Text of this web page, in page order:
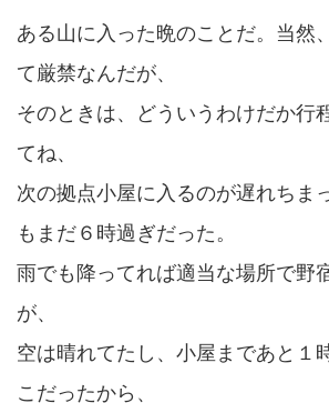
ある山に入った晩のことだ。当然
て厳禁なんだが、
そのときは、どういうわけだか行
てね、
次の拠点小屋に入るのが遅れちま
もまだ６時過ぎだった。
雨でも降ってれば適当な場所で野
が、
空は晴れてたし、小屋まであと１
こだったから、